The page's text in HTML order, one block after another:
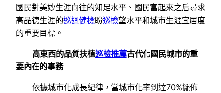
國民對美妙生涯向往的知足水平、國民富起來之后尋求
高品德生涯的巡迴健檢盼巡檢望水平和城市生涯宜居度
的重要目標。
高東西的品質扶植巡檢推薦古代化國民城市的重
要內在的事務
依據城市化成長紀律，當城市化率到達70%擺佈